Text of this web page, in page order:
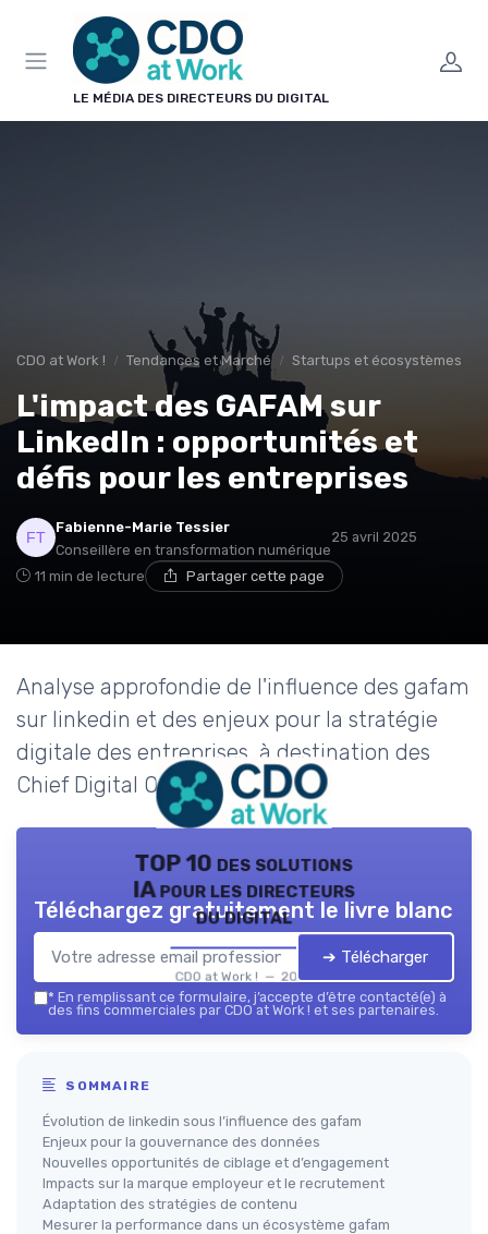
LE MÉDIA DES DIRECTEURS DU DIGITAL
CDO at Work ! Tendances et Marché Startups et écosystèmes
L'impact des GAFAM sur
LinkedIn : opportunités et
défis pour les entreprises
Fabienne-Marie Tessier
Conseillère en transformation numérique
25 avril 2025
11 min de lecture Partager cette page
Analyse approfondie de l'influence des gafam
sur linkedin et des enjeux pour la stratégie
digitale des entreprises, à destination des
Chief Digital Officers.
TOP 10 des solutions
IA pour les directeurs
du digital
CDO at Work ! — 2026
Téléchargez gratuitement le livre blanc
➔ Télécharger
* En remplissant ce formulaire, j’accepte d’être contacté(e) à
des fins commerciales par CDO at Work ! et ses partenaires.
SOMMAIRE
Évolution de linkedin sous l’influence des gafam
Enjeux pour la gouvernance des données
Nouvelles opportunités de ciblage et d’engagement
Impacts sur la marque employeur et le recrutement
Adaptation des stratégies de contenu
Mesurer la performance dans un écosystème gafam
Panneau de gestion des cookies